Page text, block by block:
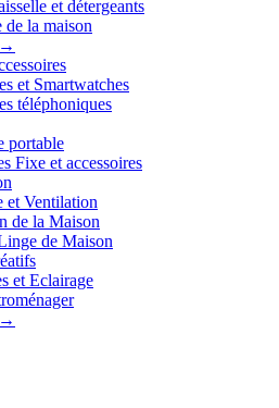
et détergeants
de la maison
→
et Smartwatches
téléphoniques
portable
Fixe et accessoires
et Ventilation
de la Maison
de Maison
et Eclairage
→